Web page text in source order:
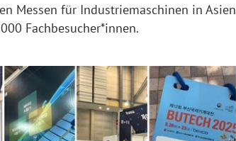
Messen für Industriemaschinen in Asien
Fachbesucher*innen.